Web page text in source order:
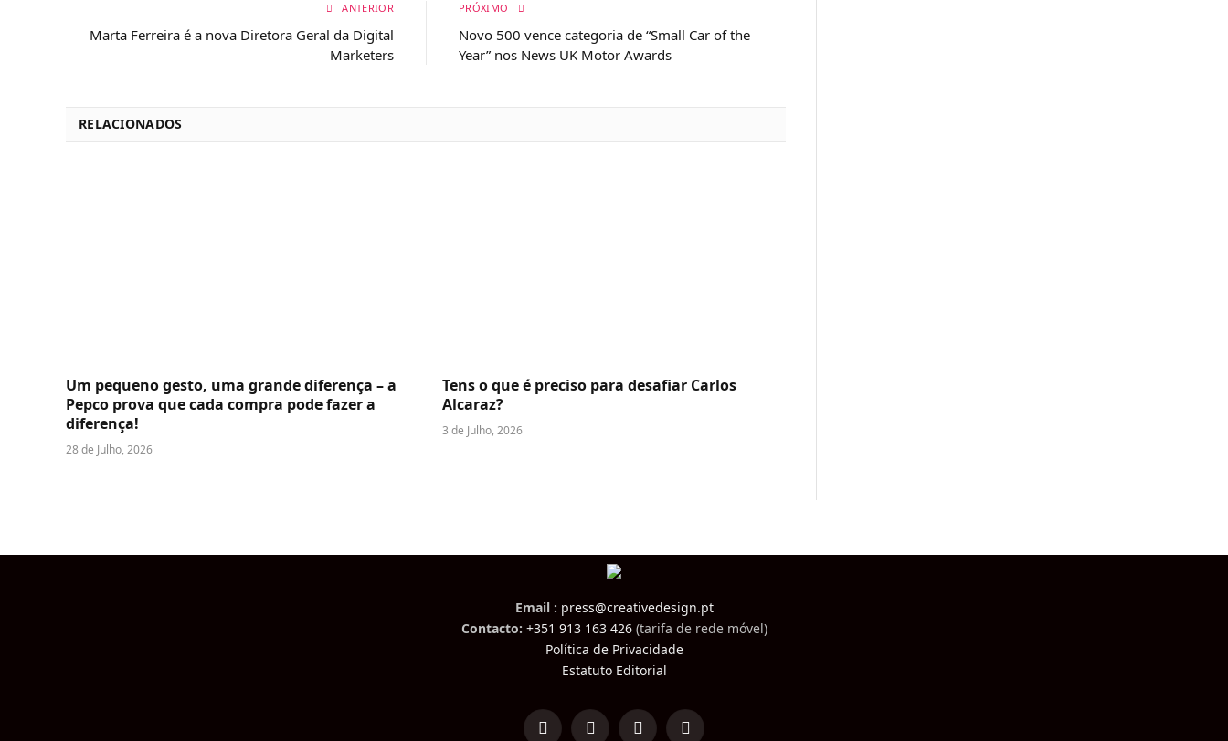
ANTERIOR
Marta Ferreira é a nova Diretora Geral da Digital
Marketers
PRÓXIMO
Novo 500 vence categoria de “Small Car of the
Year” nos News UK Motor Awards
RELACIONADOS
Um pequeno gesto, uma grande diferença – a
Pepco prova que cada compra pode fazer a
diferença!
28 de Julho, 2026
Tens o que é preciso para desafiar Carlos
Alcaraz?
3 de Julho, 2026
Email : press@creativedesign.pt
Contacto: +351 913 163 426(tarifa de rede móvel)
Política de Privacidade
Estatuto Editorial
LinkedInFacebookInstagramTikTok